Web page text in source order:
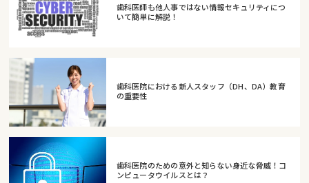
歯科医師も他人事ではない情報セキュリティにつ
いて簡単に解説！
歯科医院における新人スタッフ（DH、DA）教育
の重要性
歯科医院のための意外と知らない身近な脅威！コ
ンピュータウイルスとは？